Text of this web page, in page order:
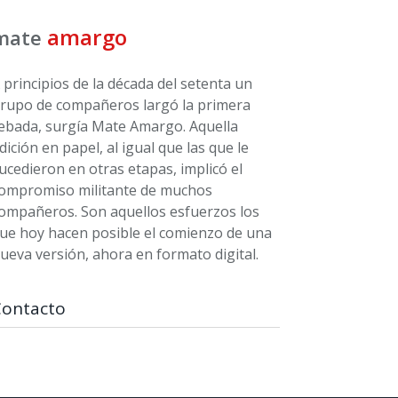
amargo
principios de la década del setenta un
de compañeros largó la primera
surgía Mate Amargo. Aquella
en papel, al igual que las que le
en otras etapas, implicó el
militante de muchos
Son aquellos esfuerzos los
hoy hacen posible el comienzo de una
versión, ahora en formato digital.